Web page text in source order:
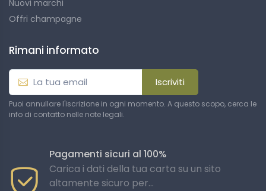
Nuovi marchi
Offri champagne
Rimani informato
Iscriviti
Puoi annullare l'iscrizione in ogni momento. A questo scopo, cerca le
info di contatto nelle note legali.
Pagamenti sicuri al 100%
Carica i dati della tua carta su un sito
altamente sicuro per...